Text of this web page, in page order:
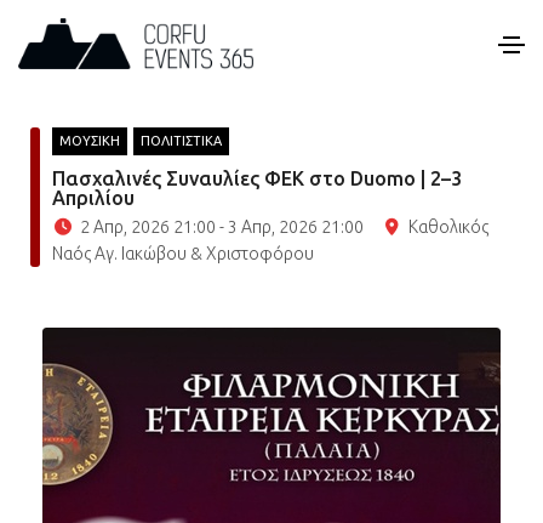
ΜΟΥΣΙΚΗ ΠΟΛΙΤΙΣΤΙΚΑ
Πασχαλινές Συναυλίες ΦΕΚ στο Duomo | 2–3
Απριλίου
2 Απρ, 2026 21:00 - 3 Απρ, 2026 21:00
Καθολικός
Ναός Αγ. Ιακώβου & Χριστοφόρου